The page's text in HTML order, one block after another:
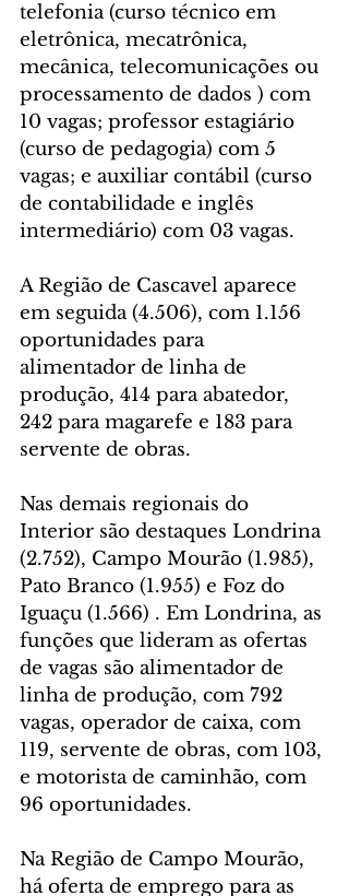
telefonia (curso técnico em
eletrônica, mecatrônica,
mecânica, telecomunicações ou
processamento de dados ) com
10 vagas; professor estagiário
(curso de pedagogia) com 5
vagas; e auxiliar contábil (curso
de contabilidade e inglês
intermediário) com 03 vagas.
A Região de Cascavel aparece
em seguida (4.506), com 1.156
oportunidades para
alimentador de linha de
produção, 414 para abatedor,
242 para magarefe e 183 para
servente de obras.
Nas demais regionais do
Interior são destaques Londrina
(2.752), Campo Mourão (1.985),
Pato Branco (1.955) e Foz do
Iguaçu (1.566) . Em Londrina, as
funções que lideram as ofertas
de vagas são alimentador de
linha de produção, com 792
vagas, operador de caixa, com
119, servente de obras, com 103,
e motorista de caminhão, com
96 oportunidades.
Na Região de Campo Mourão,
há oferta de emprego para as